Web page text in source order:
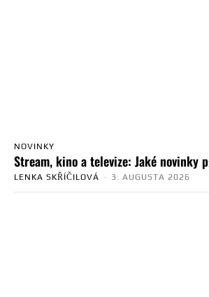
NOVINKY
Stream, kino a televize: Jaké novinky
LENKA SKŘÍČILOVÁ - 3. AUGUSTA 2026